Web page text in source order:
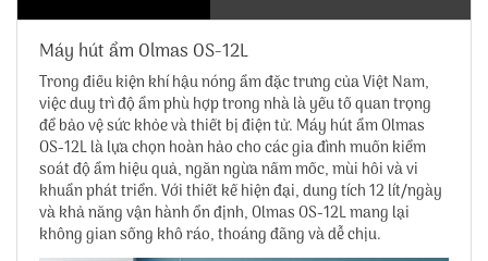
Máy hút ẩm Olmas OS-12L
Trong điều kiện khí hậu nóng ẩm đặc trưng của Việt Nam,
việc duy trì độ ẩm phù hợp trong nhà là yếu tố quan trọng
để bảo vệ sức khỏe và thiết bị điện tử. Máy hút ẩm Olmas
OS-12L là lựa chọn hoàn hảo cho các gia đình muốn kiểm
soát độ ẩm hiệu quả, ngăn ngừa nấm mốc, mùi hôi và vi
khuẩn phát triển. Với thiết kế hiện đại, dung tích 12 lít/ngày
và khả năng vận hành ổn định, Olmas OS-12L mang lại
không gian sống khô ráo, thoáng đãng và dễ chịu.